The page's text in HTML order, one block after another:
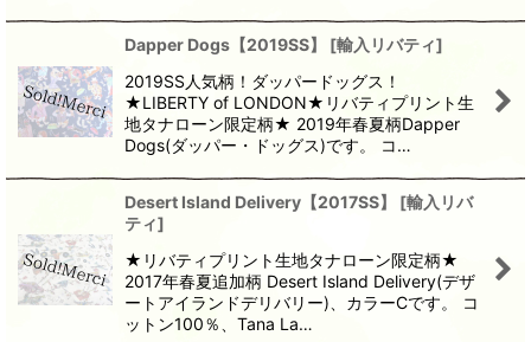
Dapper Dogs【2019SS】 [輸入リバティ]
2019SS人気柄！ダッパードッグス！
★LIBERTY of LONDON★リバティプリント生
地タナローン限定柄★ 2019年春夏柄Dapper
Dogs(ダッパー・ドッグス)です。 コ…
Desert Island Delivery【2017SS】 [輸入リバ
ティ]
★リバティプリント生地タナローン限定柄★
2017年春夏追加柄 Desert Island Delivery(デザ
ートアイランドデリバリー)、カラーCです。 コ
ットン100％、Tana La…